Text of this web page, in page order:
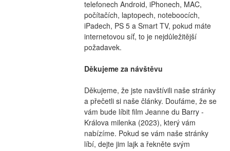
telefonech Android, iPhonech, MAC,
počítačích, laptopech, noteboocích,
iPadech, PS 5 a Smart TV, pokud máte
internetovou síť, to je nejdůležitější
požadavek.
Děkujeme za návštěvu
Děkujeme, že jste navštívili naše stránky
a přečetli si naše články. Doufáme, že se
vám bude líbit film Jeanne du Barry -
Králova milenka (2023), který vám
nabízíme. Pokud se vám naše stránky
líbí, dejte jim lajk a řekněte svým